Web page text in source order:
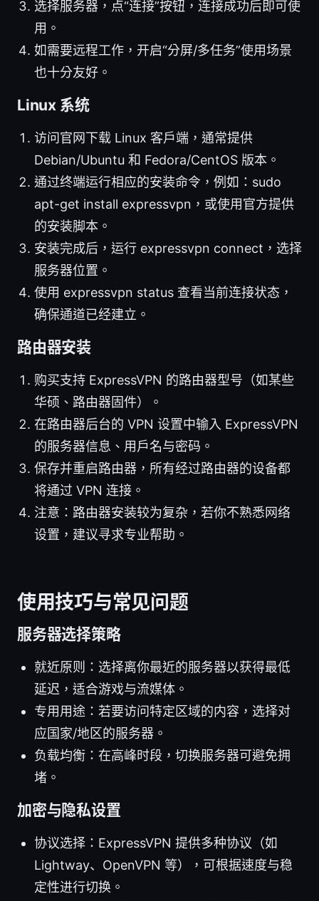
选择服务器，点“连接”按钮，连接成功后即可使
用。
如需要远程工作，开启“分屏/多任务”使用场景
也十分友好。
Linux 系统
访问官网下载 Linux 客户端，通常提供
Debian/Ubuntu 和 Fedora/CentOS 版本。
通过终端运行相应的安装命令，例如：sudo
apt-get install expressvpn，或使用官方提供
的安装脚本。
安装完成后，运行 expressvpn connect，选择
服务器位置。
使用 expressvpn status 查看当前连接状态，
确保通道已经建立。
路由器安装
购买支持 ExpressVPN 的路由器型号（如某些
华硕、路由器固件）。
在路由器后台的 VPN 设置中输入 ExpressVPN
的服务器信息、用户名与密码。
保存并重启路由器，所有经过路由器的设备都
将通过 VPN 连接。
注意：路由器安装较为复杂，若你不熟悉网络
设置，建议寻求专业帮助。
使用技巧与常见问题
服务器选择策略
就近原则：选择离你最近的服务器以获得最低
延迟，适合游戏与流媒体。
专用用途：若要访问特定区域的内容，选择对
应国家/地区的服务器。
负载均衡：在高峰时段，切换服务器可避免拥
堵。
加密与隐私设置
协议选择：ExpressVPN 提供多种协议（如
Lightway、OpenVPN 等），可根据速度与稳
定性进行切换。